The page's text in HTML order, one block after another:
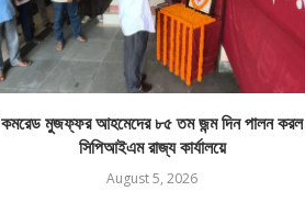
কমরেড মুজফ্ফর আহমেদের ৮৫ তম জন্ম দিন পালন করল
সিপিআইএম রাজ্য কার্যালয়ে
August 5, 2026